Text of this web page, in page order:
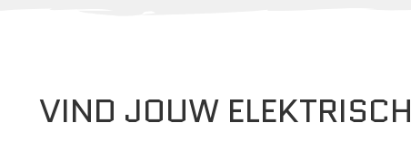
VIND JOUW ELEKTRISCH